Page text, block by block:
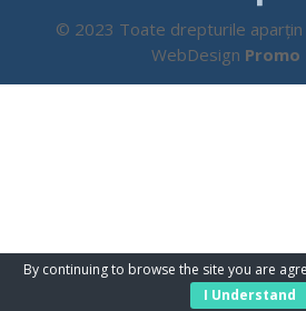
© 2023 Toate drepturile aparțin
WebDesign Promo
By continuing to browse the site you are
I Understand